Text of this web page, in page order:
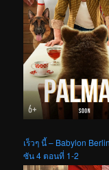
เร็วๆ นี้ – Babylon
ซัน 4 ตอนที่ 1-2